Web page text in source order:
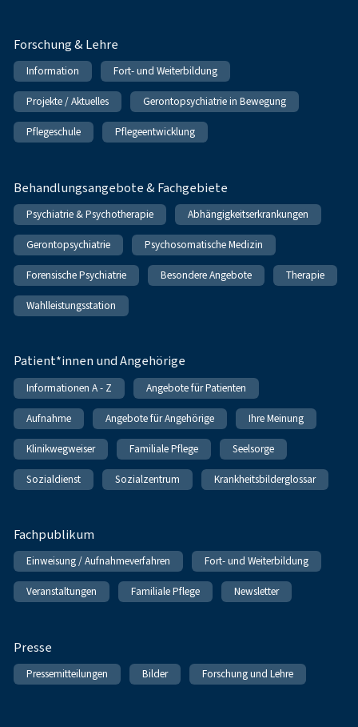
Forschung & Lehre
Information Fort- und Weiterbildung
Projekte / Aktuelles Gerontopsychiatrie in Bewegung
Pflegeschule Pflegeentwicklung
Behandlungsangebote & Fachgebiete
Psychiatrie & Psychotherapie Abhängigkeitserkrankungen
Gerontopsychiatrie Psychosomatische Medizin
Forensische Psychiatrie Besondere Angebote Therapie
Wahlleistungsstation
Patient*innen und Angehörige
Informationen A - Z Angebote für Patienten
Aufnahme Angebote für Angehörige Ihre Meinung
Klinikwegweiser Familiale Pflege Seelsorge
Sozialdienst Sozialzentrum Krankheitsbilderglossar
Fachpublikum
Einweisung / Aufnahmeverfahren Fort- und Weiterbildung
Veranstaltungen Familiale Pflege Newsletter
Presse
Pressemitteilungen Bilder Forschung und Lehre